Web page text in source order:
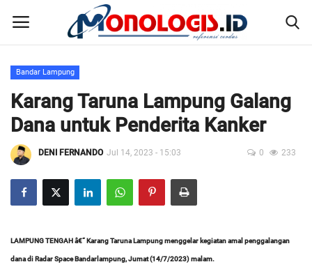
Home
Kontak
Disclaimer
Susunan Redaksi
Pedoman Pemberitaan Media Siber
Bandar Lampung
Karang Taruna Lampung Galang
Dana untuk Penderita Kanker
DENI FERNANDO Jul 14, 2023 - 15:03 0 233
LAMPUNG TENGAH â€“ Karang Taruna Lampung menggelar kegiatan amal penggalangan
dana di Radar Space Bandarlampung, Jumat (14/7/2023) malam.